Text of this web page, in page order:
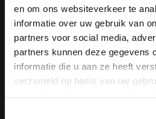
en om ons websiteverkeer te
informatie over uw gebruik van
partners voor social media,
partners kunnen deze gegevens
informatie die u aan ze heeft
verzameld op basis van uw